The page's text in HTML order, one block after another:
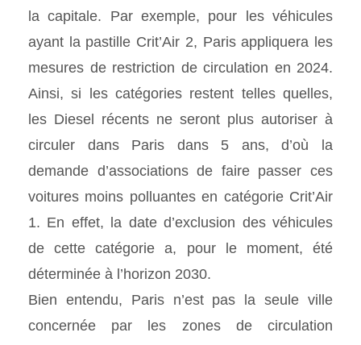
la capitale. Par exemple, pour les véhicules
ayant la pastille Crit’Air 2, Paris appliquera les
mesures de restriction de circulation en 2024.
Ainsi, si les catégories restent telles quelles,
les Diesel récents ne seront plus autoriser à
circuler dans Paris dans 5 ans, d’où la
demande d’associations de faire passer ces
voitures moins polluantes en catégorie Crit’Air
1. En effet, la date d’exclusion des véhicules
de cette catégorie a, pour le moment, été
déterminée à l’horizon 2030.
Bien entendu, Paris n’est pas la seule ville
concernée par les zones de circulation